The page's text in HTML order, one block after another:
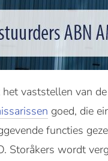
het vaststellen van
goed, die
functies
Storåkers wordt